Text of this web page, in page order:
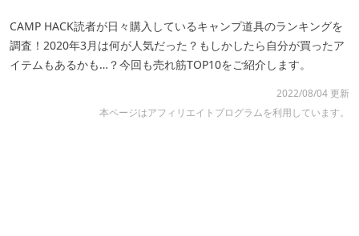
CAMP HACK読者が日々購入しているキャンプ道具のランキングを
調査！2020年3月は何が人気だった？もしかしたら自分が買ったア
イテムもあるかも…？今回も売れ筋TOP10をご紹介します。
2022/08/04 更新
本ページはアフィリエイトプログラムを利用しています。